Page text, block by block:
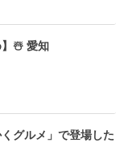
】☃️ 愛知
グルメ」で登場した